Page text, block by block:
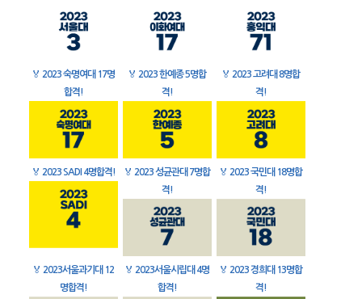
🏅 2023 숙명여대 17명
합격!
🏅 2023 한예종 5명합
격!
🏅 2023 고려대 8명합
격!
🏅 2023 SADI 4명합격! 🏅 2023 성균관대 7명합
격!
🏅 2023 국민대 18명합
격!
🏅 2023서울과기대 12
명합격!
🏅 2023서울시립대 4명
합격!
🏅 2023 경희대 13명합
격!